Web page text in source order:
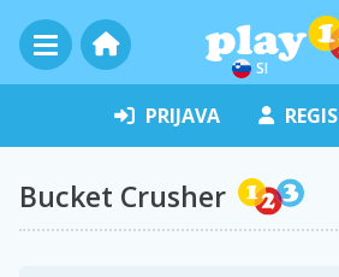
SI
PRIJAVA
Bucket Crusher